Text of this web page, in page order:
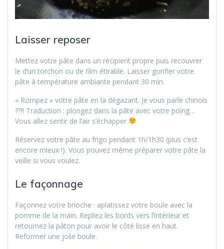
Laisser reposer
Mettez votre pâte dans un récipient propre puis recouvrer
le d’un torchon ou de film étirable. Laisser gonfler votre
pâte à température ambiante pendant 30 min.
« Rompez » votre pâte en la dégazant. Je vous parle chinois
??!! Traduction : plongez dans la pâte avec votre poing…
Vous allez sentir de l’air s’échapper
Réservez votre pâte au frigo pendant 1h/1h30 (plus c’est
encore mieux !). Vous pouvez même préparer votre pâte la
veille si vous voulez.
Le façonnage
Façonnez votre brioche : aplatissez votre boule avec la
pomme de la main. Repliez les bords vers l’intérieur et
retournez la pâton pour avoir le côté lisse en haut.
Reformer une jolie boule.